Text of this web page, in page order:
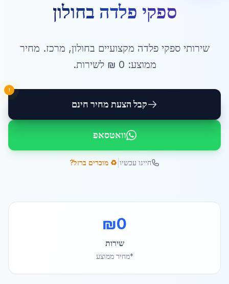
ספקי פלדה בחולון
שירותיספקי פלדה מקצועיים בחולון, מרכז. מחיר
ממוצע: 0 ₪ לשירות.
קבל הצעת מחיר חינם
!
וואטסאפ
חייגו עכשיו ♻️ מוכרים ברזל?
₪0
שירות
*מחיר ממוצע